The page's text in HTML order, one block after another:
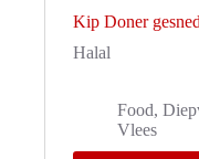
Kip Doner
Halal
Food,
Vlees